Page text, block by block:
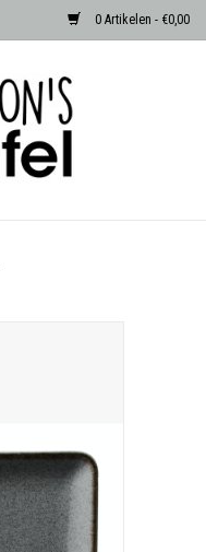
0 Artikelen - €0,00